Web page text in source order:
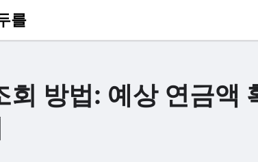
를
방법: 예상 연금액